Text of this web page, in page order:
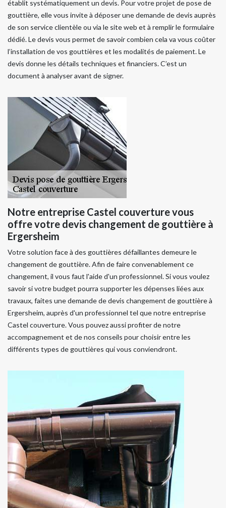
établit systématiquement un devis. Pour votre projet de pose de
gouttière, elle vous invite à déposer une demande de devis auprès
de son service clientèle ou via le site web et à remplir le formulaire
dédié. Le devis vous permet de savoir combien cela va vous coûter
l’installation de vos gouttières et les modalités de paiement. Le
devis donne les détails techniques et financiers. C’est un
document à analyser avant de signer.
Notre entreprise Castel couverture vous
offre votre devis changement de gouttière à
Ergersheim
Votre solution face à des gouttières défaillantes demeure le
changement de gouttière. Afin de faire convenablement ce
changement, il vous faut l'aide d'un professionnel. Si vous voulez
savoir si votre budget pourra supporter les dépenses liées aux
travaux, faites une demande de devis changement de gouttière à
Ergersheim, auprès d'un professionnel tel que notre entreprise
Castel couverture. Vous pouvez aussi profiter de notre
accompagnement et de nos conseils pour choisir entre les
différents types de gouttières qui vous conviendront.